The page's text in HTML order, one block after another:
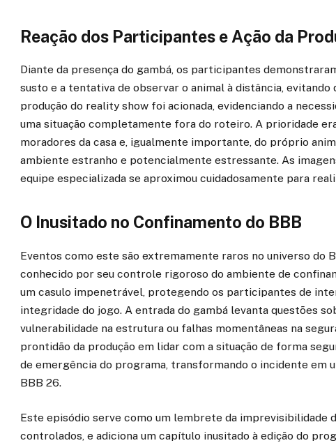
Reação dos Participantes e Ação da
Diante da presença do gambá, os participantes
susto e a tentativa de observar o animal à distância, evitando
produção do reality show foi acionada, evidenciando a
uma situação completamente fora do roteiro. A prioridade
moradores da casa e, igualmente importante, do próprio
ambiente estranho e potencialmente estressante. As
equipe especializada se aproximou cuidadosamente para
O Inusitado no Confinamento do BBB
Eventos como este são extremamente raros no universo do
conhecido por seu controle rigoroso do ambiente de
um casulo impenetrável, protegendo os participantes de
integridade do jogo. A entrada do gambá levanta questões
vulnerabilidade na estrutura ou falhas momentâneas na
prontidão da produção em lidar com a situação de forma
de emergência do programa, transformando o incidente em
BBB 26.
Este episódio serve como um lembrete da imprevisibilidade
controlados, e adiciona um capítulo inusitado à edição do